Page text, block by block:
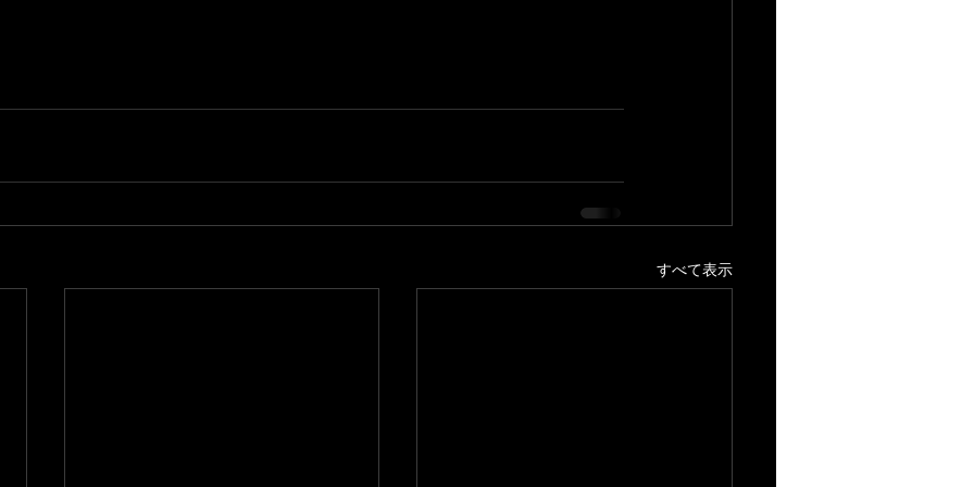
すべて表示